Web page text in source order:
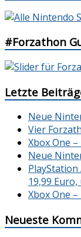
#Forzathon
Letzte
Neue
Vier
Xbox One
Neue
19,99 Euro,
Xbox One
Neueste